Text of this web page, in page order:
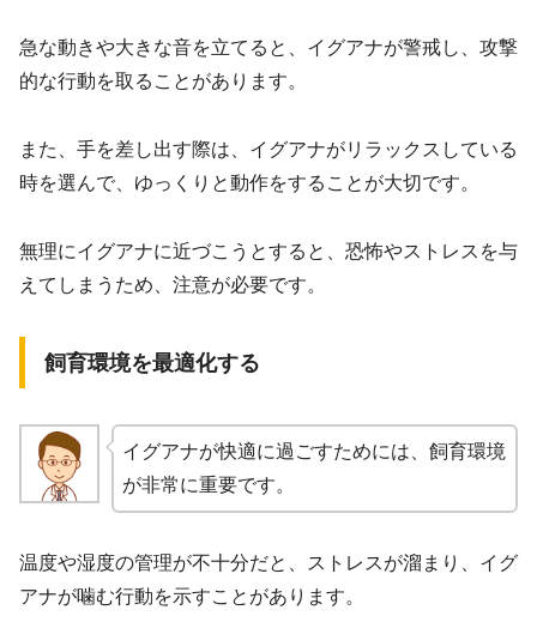
急な動きや大きな音を立てると、イグアナが警戒し、攻撃
的な行動を取ることがあります。
また、手を差し出す際は、イグアナがリラックスしている
時を選んで、ゆっくりと動作をすることが大切です。
無理にイグアナに近づこうとすると、恐怖やストレスを与
えてしまうため、注意が必要です。
飼育環境を最適化する
イグアナが快適に過ごすためには、飼育環境
が非常に重要です。
温度や湿度の管理が不十分だと、ストレスが溜まり、イグ
アナが噛む行動を示すことがあります。